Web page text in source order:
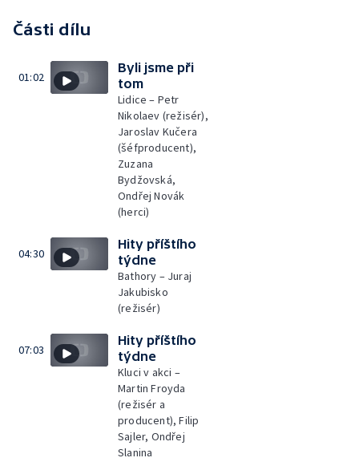
Části dílu
01:02
Byli jsme při
tom
Lidice – Petr
Nikolaev (režisér),
Jaroslav Kučera
(šéfproducent),
Zuzana
Bydžovská,
Ondřej Novák
(herci)
04:30
Hity příštího
týdne
Bathory – Juraj
Jakubisko
(režisér)
07:03
Hity příštího
týdne
Kluci v akci –
Martin Froyda
(režisér a
producent), Filip
Sajler, Ondřej
Slanina